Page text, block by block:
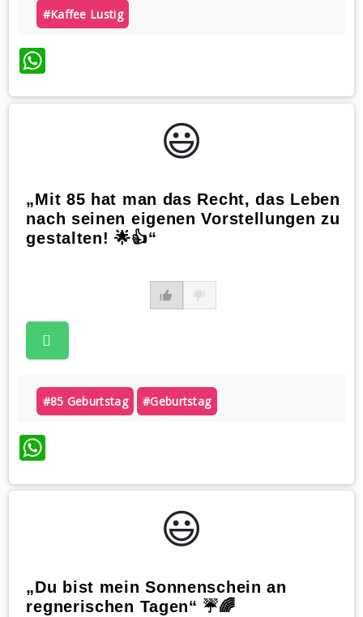
#kaffee Lustig
WhatsApp
😃️
„Mit 85 hat man das Recht, das Leben
nach seinen eigenen Vorstellungen zu
gestalten! 🌟👍“
#85 Geburtstag #geburtstag
WhatsApp
😃️
„Du bist mein Sonnenschein an
regnerischen Tagen“ ☔️🌈